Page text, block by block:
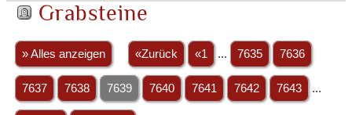
Grabsteine
» Alles anzeigen «Zurück «1 ... 7635 7636
7637 7638 7639 7640 7641 7642 7643 ...